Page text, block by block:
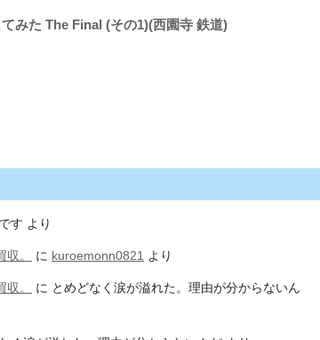
みた The Final (その1)(西園寺 鉄道)
す より
。 に kuroemonn0821 より
。 に とめどなく涙が溢れた。理由が分からないん